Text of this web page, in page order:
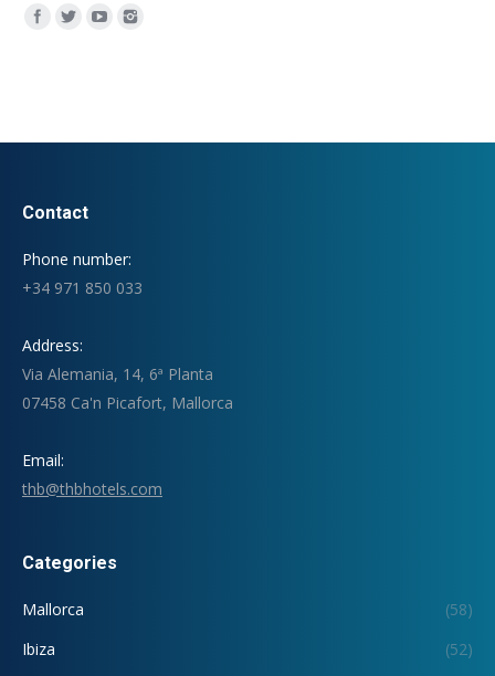
Encuéntranos en:
Contact
Phone number:
+34 971 850 033
Address:
Via Alemania, 14, 6ª Planta
07458 Ca'n Picafort, Mallorca
Email:
thb@thbhotels.com
Categories
Mallorca
(58)
Ibiza
(52)